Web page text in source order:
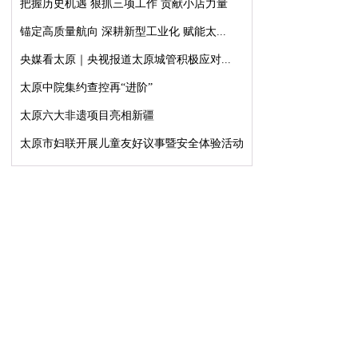
把握历史机遇 狠抓三项工作 贡献小店力量
锚定高质量航向 深耕新型工业化 赋能太...
央媒看太原｜央视报道太原城管积极应对...
太原中院集约查控再“进阶”
太原六大非遗项目亮相新疆
太原市妇联开展儿童友好议事暨安全体验活动